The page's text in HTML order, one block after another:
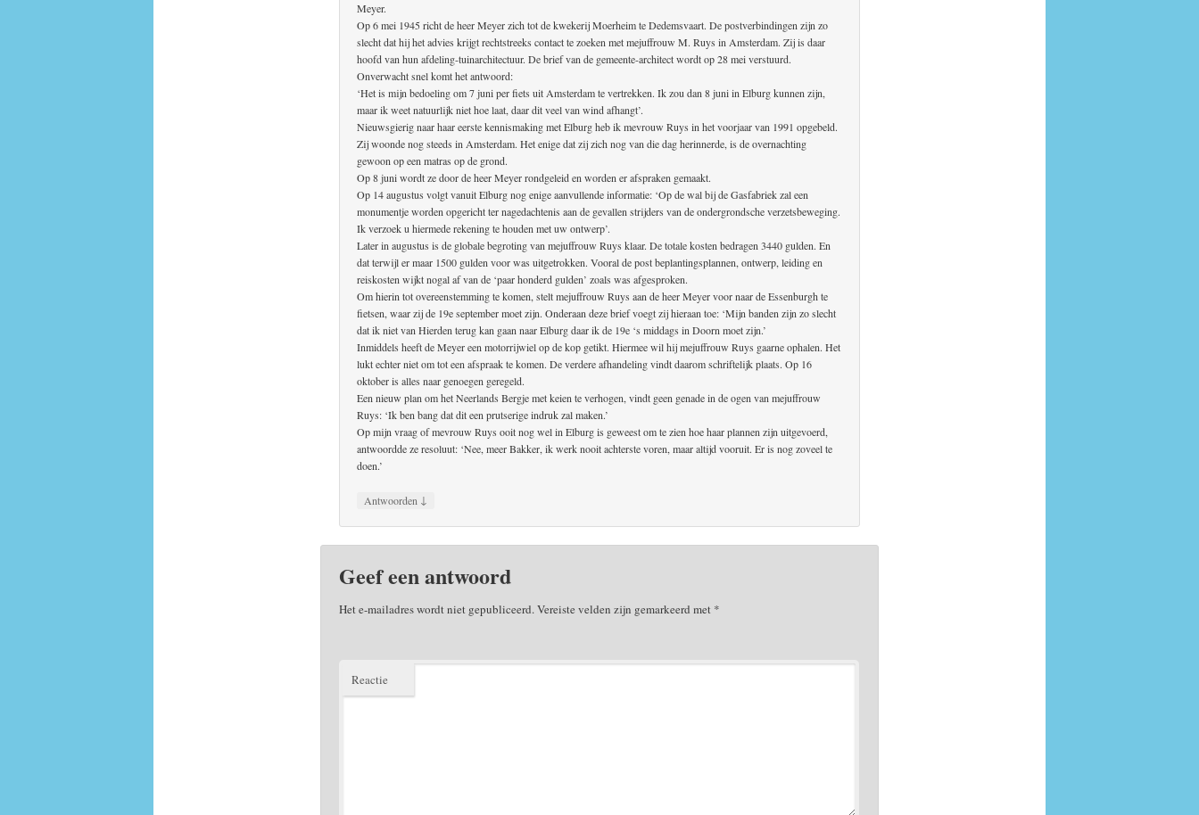
Meyer.
Op 6 mei 1945 richt de heer Meyer zich tot de kwekerij Moerheim te Dedemsvaart. De postverbindingen zijn zo
slecht dat hij het advies krijgt rechtstreeks contact te zoeken met mejuffrouw M. Ruys in Amsterdam. Zij is daar
hoofd van hun afdeling-tuinarchitectuur. De brief van de gemeente-architect wordt op 28 mei verstuurd.
Onverwacht snel komt het antwoord:
‘Het is mijn bedoeling om 7 juni per fiets uit Amsterdam te vertrekken. Ik zou dan 8 juni in Elburg kunnen zijn,
maar ik weet natuurlijk niet hoe laat, daar dit veel van wind afhangt’.
Nieuwsgierig naar haar eerste kennismaking met Elburg heb ik mevrouw Ruys in het voorjaar van 1991 opgebeld.
Zij woonde nog steeds in Amsterdam. Het enige dat zij zich nog van die dag herinnerde, is de overnachting
gewoon op een matras op de grond.
Op 8 juni wordt ze door de heer Meyer rondgeleid en worden er afspraken gemaakt.
Op 14 augustus volgt vanuit Elburg nog enige aanvullende informatie: ‘Op de wal bij de Gasfabriek zal een
monumentje worden opgericht ter nagedachtenis aan de gevallen strijders van de ondergrondsche verzetsbeweging.
Ik verzoek u hiermede rekening te houden met uw ontwerp’.
Later in augustus is de globale begroting van mejuffrouw Ruys klaar. De totale kosten bedragen 3440 gulden. En
dat terwijl er maar 1500 gulden voor was uitgetrokken. Vooral de post beplantingsplannen, ontwerp, leiding en
reiskosten wijkt nogal af van de ‘paar honderd gulden’ zoals was afgesproken.
Om hierin tot overeenstemming te komen, stelt mejuffrouw Ruys aan de heer Meyer voor naar de Essenburgh te
fietsen, waar zij de 19e september moet zijn. Onderaan deze brief voegt zij hieraan toe: ‘Mijn banden zijn zo slecht
dat ik niet van Hierden terug kan gaan naar Elburg daar ik de 19e ‘s middags in Doorn moet zijn.’
Inmiddels heeft de Meyer een motorrijwiel op de kop getikt. Hiermee wil hij mejuffrouw Ruys gaarne ophalen. Het
lukt echter niet om tot een afspraak te komen. De verdere afhandeling vindt daarom schriftelijk plaats. Op 16
oktober is alles naar genoegen geregeld.
Een nieuw plan om het Neerlands Bergje met keien te verhogen, vindt geen genade in de ogen van mejuffrouw
Ruys: ‘Ik ben bang dat dit een prutserige indruk zal maken.’
Op mijn vraag of mevrouw Ruys ooit nog wel in Elburg is geweest om te zien hoe haar plannen zijn uitgevoerd,
antwoordde ze resoluut: ‘Nee, meer Bakker, ik werk nooit achterste voren, maar altijd vooruit. Er is nog zoveel te
doen.’
Antwoorden ↓
Geef een antwoord
Het e-mailadres wordt niet gepubliceerd.Vereiste velden zijn gemarkeerd met *
Reactie